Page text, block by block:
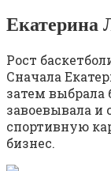
Екатерина
Рост
Сначала
затем выбрала
завоевывала и
спортивную
бизнес.